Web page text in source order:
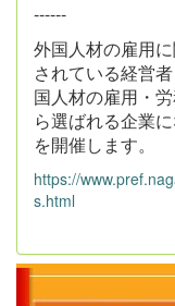
------
外国人材の雇用
されている経営
国人材の雇用・
ら選ばれる企業
を開催します。
https://
s.html